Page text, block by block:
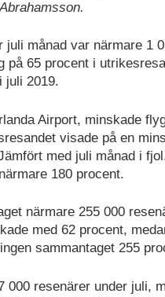
månad var närmare 1
på 65 procent i
juli 2019.
Airport, minskade
visade på en
med juli månad i
180 procent.
närmare 255 000
med 62 procent,
sammantaget 255
000 resenärer under juli,